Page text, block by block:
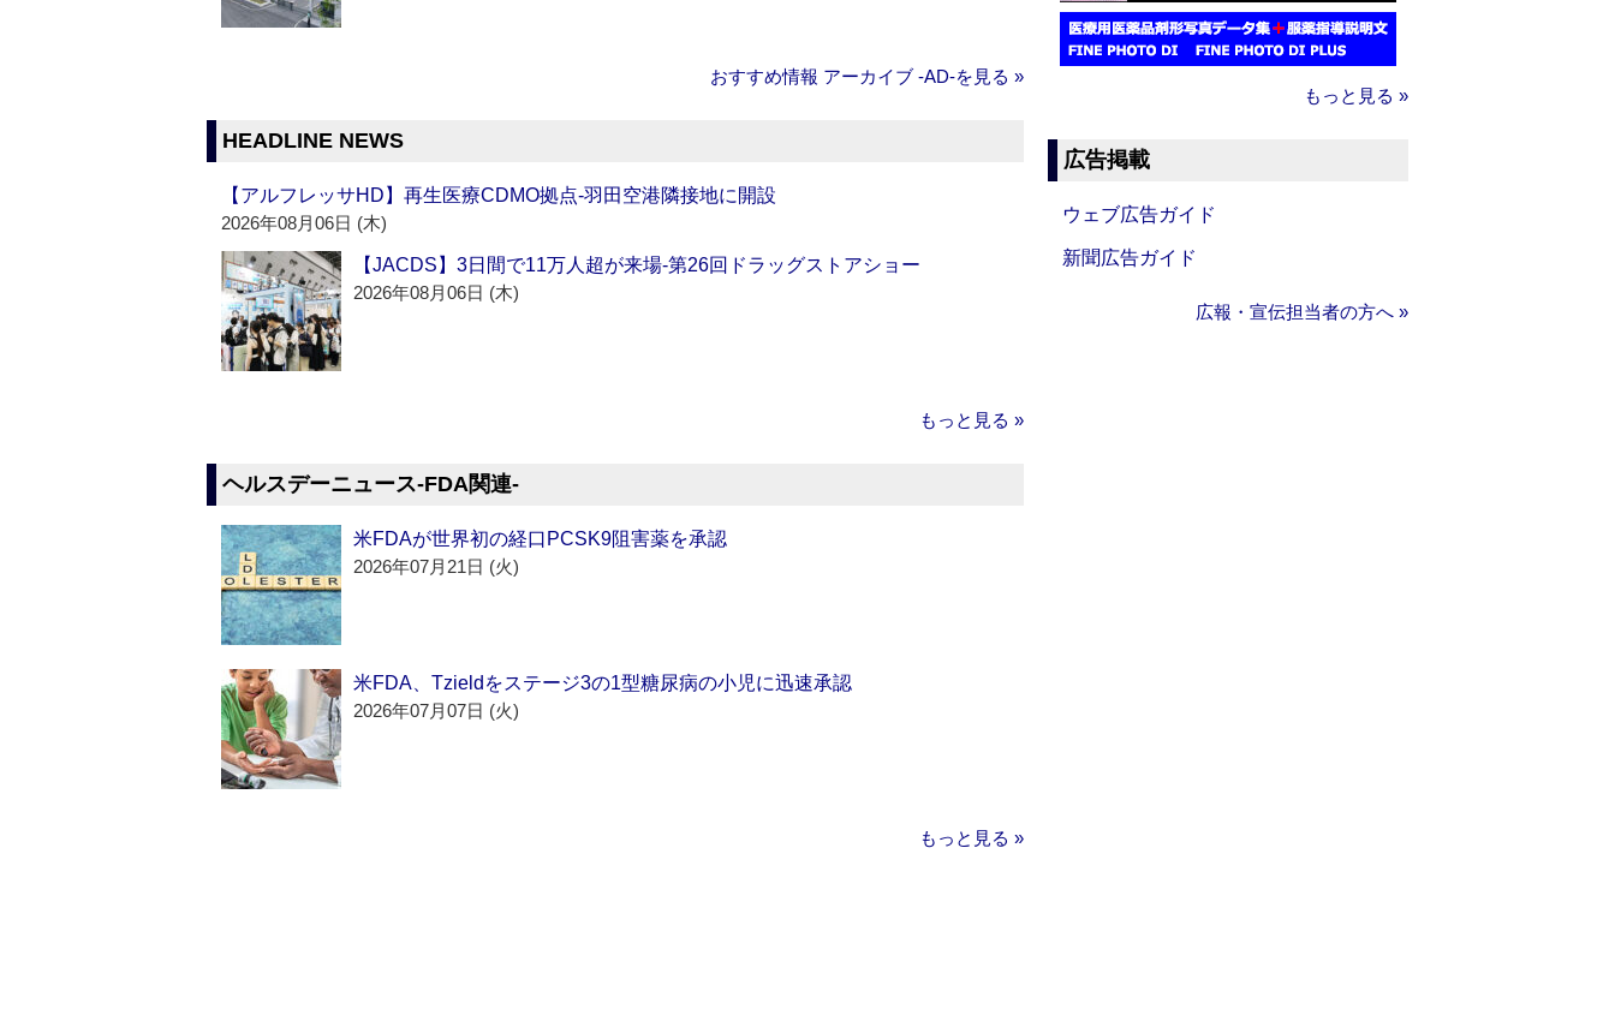
おすすめ情報 アーカイブ ‐AD‐を見る »
HEADLINE NEWS
【アルフレッサHD】再生医療CDMO拠点‐羽田空港隣接地に開設
2026年08月06日 (木)
【JACDS】3日間で11万人超が来場‐第26回ドラッグストアショー
2026年08月06日 (木)
もっと見る »
ヘルスデーニュース‐FDA関連‐
米FDAが世界初の経口PCSK9阻害薬を承認
2026年07月21日 (火)
米FDA、Tzieldをステージ3の1型糖尿病の小児に迅速承認
2026年07月07日 (火)
もっと見る »
もっと見る »
広告掲載
ウェブ広告ガイド
新聞広告ガイド
広報・宣伝担当者の方へ »